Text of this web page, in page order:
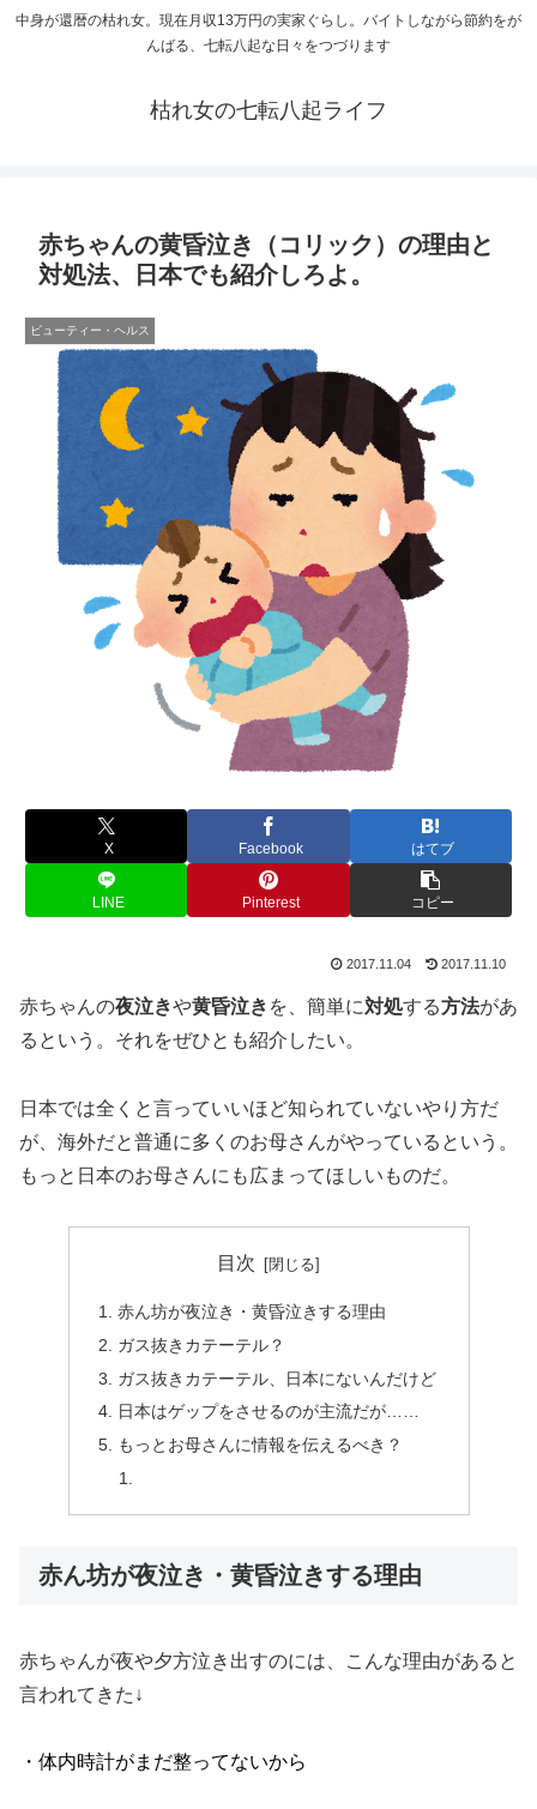
中身が還暦の枯れ女。現在月収13万円の実家ぐらし。バイトしながら節約をが
んばる、七転八起な日々をつづります
枯れ女の七転八起ライフ
赤ちゃんの黄昏泣き（コリック）の理由と
対処法、日本でも紹介しろよ。
ビューティー・ヘルス
X Facebook はてブ
LINE Pinterest コピー
2017.11.04 2017.11.10
赤ちゃんの夜泣きや黄昏泣き を、簡単に対処する方法があ
るという。それをぜひとも紹介したい。
日本では全くと言っていいほど知られていないやり方だ
が、海外だと普通に多くのお母さんがやっているという。
もっと日本のお母さんにも広まってほしいものだ。
目次
赤ん坊が夜泣き・黄昏泣きする理由
ガス抜きカテーテル？
ガス抜きカテーテル、日本にないんだけど
日本はゲップをさせるのが主流だが……
もっとお母さんに情報を伝えるべき？
赤ん坊が夜泣き・黄昏泣きする理由
赤ちゃんが夜や夕方泣き出すのには、こんな理由があると
言われてきた↓
・体内時計がまだ整ってないから